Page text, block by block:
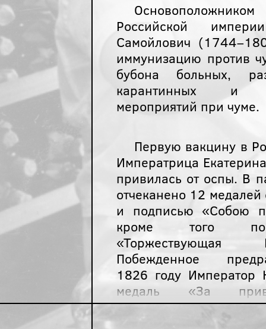
Российской
Самойлович
иммунизацию против
бубона больных,
карантинных и
мероприятий при чуме.
Первую вакцину в
Императрица
привилась от оспы. В
отчеканено 12
и подписью «Собою
кроме того
Побежденное
1826 году Император
медаль «За
Награждались